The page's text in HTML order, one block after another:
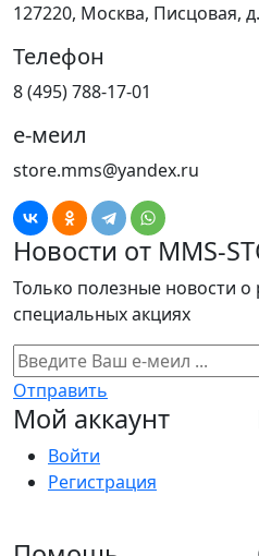
127220, Москва, Писцовая,
Телефон
8 (495) 788-17-01
е-меил
store.mms@yandex.ru
Новости от MMS-
Только полезные новости о
специальных акциях
Отправить
Мой аккаунт
Войти
Регистрация